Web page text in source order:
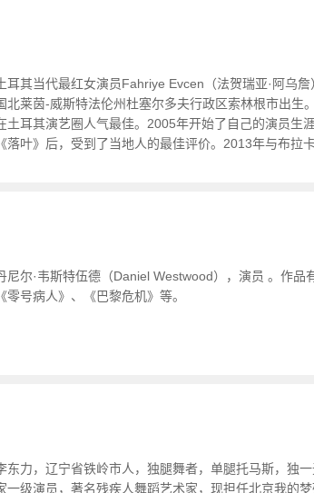
耳其当代最红女演员Fahriye Evcen（法贺瑞亚·阿乌
北莱茵-威斯特法伦州杜塞尔多夫行政区索林根市出生
土耳其演艺圈人气最佳。2005年开始了自己的演员生
《落叶》后，受到了当地人的最佳评价。2013年与布拉
尼尔·韦斯特伍德（Daniel Westwood），演员 。作品
《零号病人》、《巴黎危机》等。
东力，辽宁省铁岭市人，独腿舞者，单腿托马斯，独
一级演员，著名残疾人舞蹈艺术家，现担任北京我的